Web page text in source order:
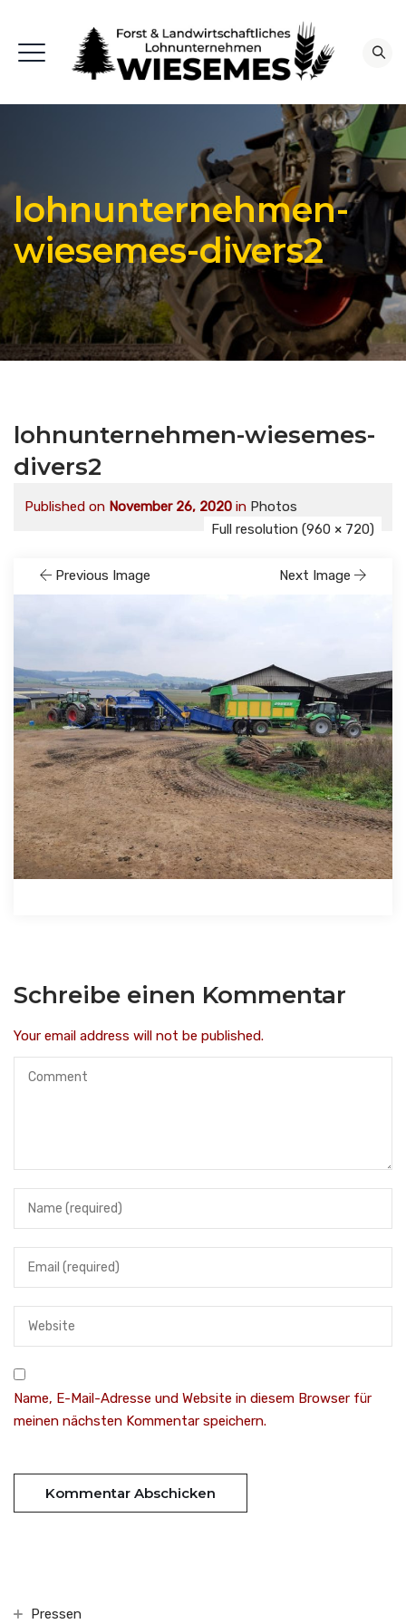
lohnunternehmen-
wiesemes-divers2
lohnunternehmen-wiesemes-
divers2
Published on November 26, 2020 in Photos
Full resolution (960 × 720)
Previous Image Next Image
Schreibe einen Kommentar
Your email address will not be published.
Name, E-Mail-Adresse und Website in diesem Browser für
meinen nächsten Kommentar speichern.
Pressen